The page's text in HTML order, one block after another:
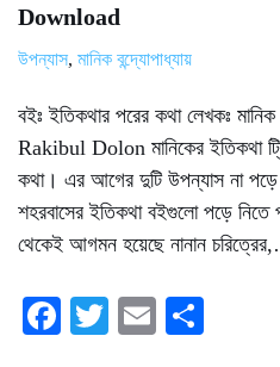
Download
উপন্যাস, মানিক বন্দ্যোপাধ্যায়
বইঃ ইতিকথার পরের কথা লেখকঃ মানিক
Rakibul Dolon মানিকের ইতিকথা
কথা। এর আগের দুটি উপন্যাস না পড়ে
শহরবাসের ইতিকথা বইগুলো পড়ে নিতে
থেকেই আগমন হয়েছে নানান
Fa T
E